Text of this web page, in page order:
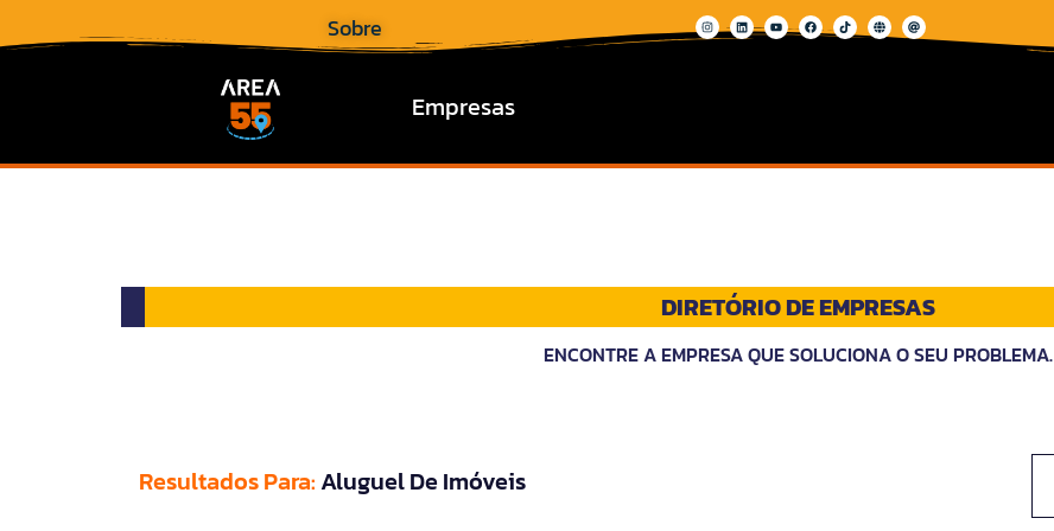
Sobre
Empresas
DIRETÓRIO DE EMPRESAS
ENCONTRE A EMPRESA QUE SOLUCIONA O SEU PROBLEMA.
Resultados Para: Aluguel De Imóveis